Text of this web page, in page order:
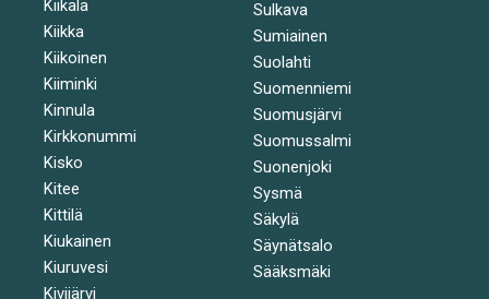
Kiikala
Kiikka
Kiikoinen
Kiiminki
Kinnula
Kirkkonummi
Kisko
Kitee
Kittilä
Kiukainen
Kiuruvesi
Kivijärvi
Sulkava
Sumiainen
Suolahti
Suomenniemi
Suomusjärvi
Suomussalmi
Suonenjoki
Sysmä
Säkylä
Säynätsalo
Sääksmäki